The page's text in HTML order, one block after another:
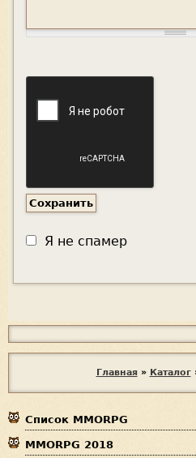
Я не спамер
с
п
м
е
р
ы
з
д
Главная » Каталог
Список MMORPG
MMORPG 2018